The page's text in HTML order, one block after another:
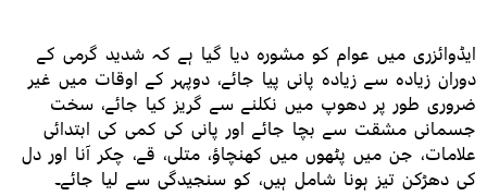
ایڈوائزری میں عوام کو مشورہ دیا گیا ہے کہ شدید گرمی کے
دوران زیادہ سے زیادہ پانی پیا جائے، دوپہر کے اوقات میں غیر
ضروری طور پر دھوپ میں نکلنے سے گریز کیا جائے، سخت
جسمانی مشقت سے بچا جائے اور پانی کی کمی کی ابتدائی
علامات، جن میں پٹھوں میں کھنچاؤ، متلی، قے، چکر آنا اور دل
کی دھڑکن تیز ہونا شامل ہیں، کو سنجیدگی سے لیا جائے۔